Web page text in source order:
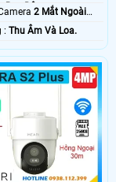
Ban Ðêm.
Camera2 Mắt Ngoài
️➲ Khả Năng :Thu Âm Và Loa.